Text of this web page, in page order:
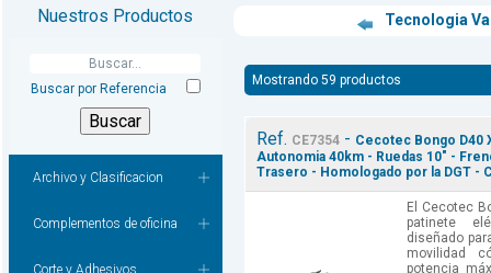
Nuestros Productos
Buscar por Referencia
Archivo y Clasificacion
Complementos de oficina
Corte y Adhesivos
Tecnologia
Mostrando 59 productos
Ref. CE7354- Cecotec Bongo D40
Autonomia 40km - Ruedas 10" -
Trasero - Homologado por la DGT -
El Cecotec
patinete
diseñado
movilidad
potencia